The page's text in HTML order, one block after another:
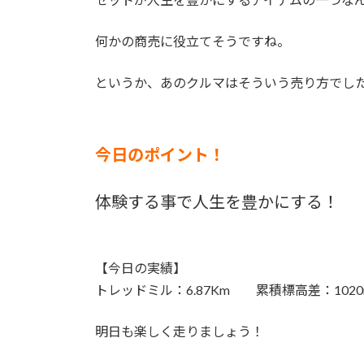
何かの商売に役立てそうですね。
というか、あのクルマはそういう売り方でし
今日のポイント！
体験する事で人生を豊かにする！
【今日の実績】
トレッドミル：6.87Km 累積標高差：
明日も楽しく走りましょう！